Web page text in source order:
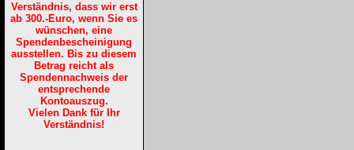
Verständnis, dass wir erst
ab 300.-Euro, wenn Sie es
wünschen, eine
Spendenbescheinigung
ausstellen. Bis zu diesem
Betrag reicht als
Spendennachweis der
entsprechende
Kontoauszug.
Vielen Dank für Ihr
Verständnis!